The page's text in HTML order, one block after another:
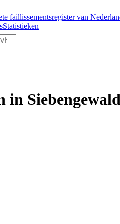
faillissementsregister van
Statistieken
in